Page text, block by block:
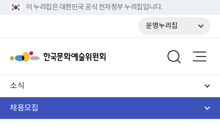
이 누리집은 대한민국 공식 전자정부 누리집입니다.
운영누리집
소식
채용모집